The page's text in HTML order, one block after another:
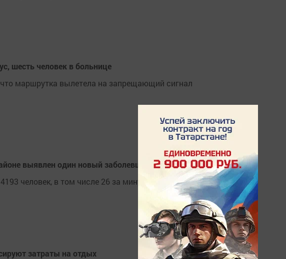
шесть человек в больнице
маршрутка вылетела на запрещающий сигнал
выявлен один новый заболевший Covid-19
человек, в том числе 26 за минувшие сутки.
затраты на отдых